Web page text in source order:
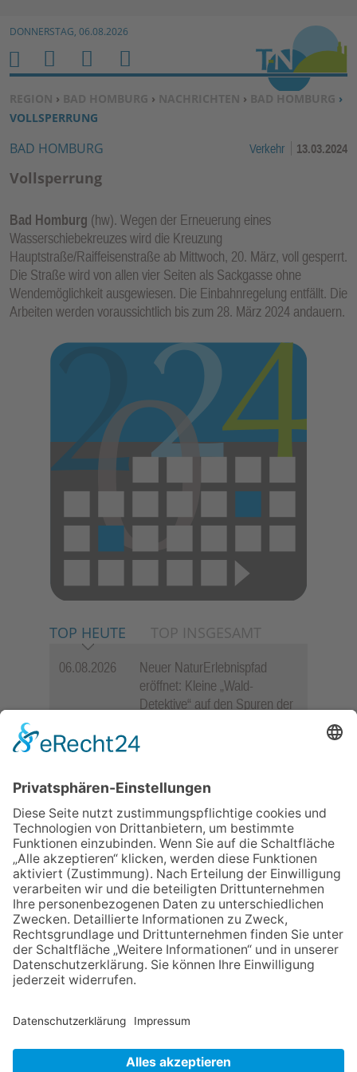
Zum Inhalt springen ↓
DONNERSTAG, 06.08.2026
SIE BEFINDEN SICH HIER:
REGION › BAD HOMBURG › NACHRICHTEN › BAD HOMBURG ›
VOLLSPERRUNG
BAD HOMBURG Verkehr 13.03.2024
Vollsperrung
Bad Homburg (hw). Wegen der Erneuerung eines
Wasserschiebekreuzes wird die Kreuzung
Hauptstraße/Raiffeisenstraße ab Mittwoch, 20. März, voll gesperrt.
Die Straße wird von allen vier Seiten als Sackgasse ohne
Wendemöglichkeit ausgewiesen. Die Einbahnregelung entfällt. Die
Arbeiten werden voraussichtlich bis zum 28. März 2024 andauern.
TOP HEUTE TOP INSGESAMT
06.08.2026
Neuer NaturErlebnispfad
eröffnet: Kleine „Wald-
Detektive“ auf den Spuren der
06.08.2026
„Rock auf der Burg“ lässt
06.08.2026
„Freundschaft, das ist wie
Jürgen Rohrmann setzt auf
Gemeinschaft und Bewährtes
06.08.2026
Schulranzen schenken Kindern
einen guten Start
06.08.2026
Zwischen Fachwerk, Wein und
Musik: Erste Kronberger
Weinzeit begeistert die
Burgstadt
H
O
M
E
M
E
N
U
S
U
C
H
E
N
B
E
R
F
U
N
K
TI
O
N
NACH OBEN